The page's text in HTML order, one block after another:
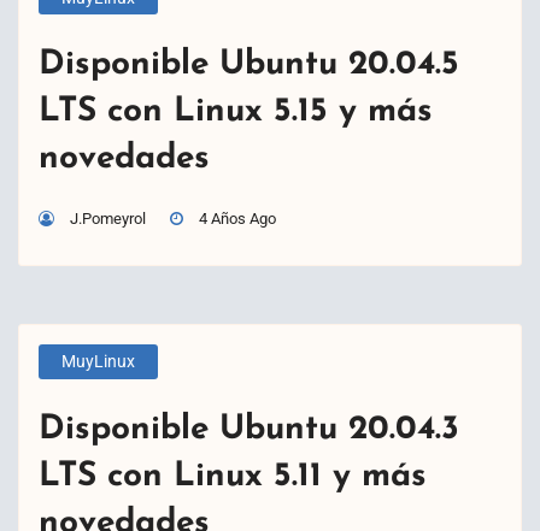
Disponible Ubuntu 20.04.5
LTS con Linux 5.15 y más
novedades
J.Pomeyrol 4 Años Ago
MuyLinux
Disponible Ubuntu 20.04.3
LTS con Linux 5.11 y más
novedades